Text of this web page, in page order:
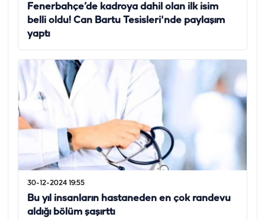
Fenerbahçe’de kadroya dahil olan ilk isim
belli oldu! Can Bartu Tesisleri'nde paylaşım
yaptı
30-12-2024 19:55
Bu yıl insanların hastaneden en çok randevu
aldığı bölüm şaşırttı